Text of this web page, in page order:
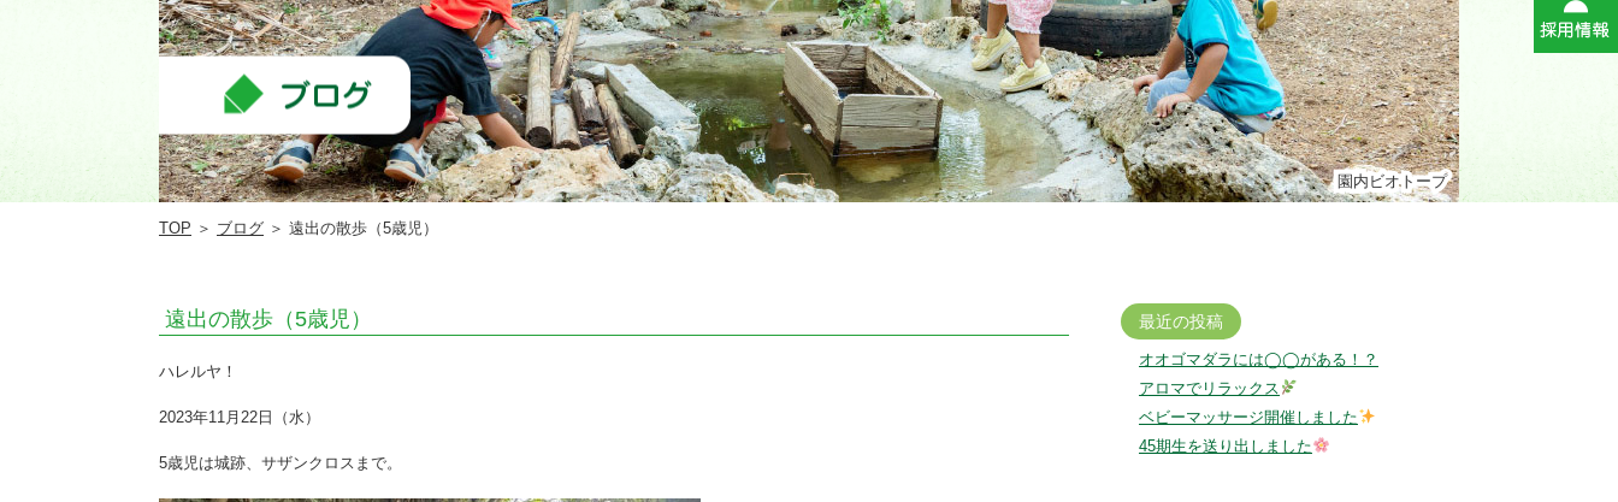
ヤ
こ
ど
も
園
園内ビオトープ
園内ビオトープ
TOP ＞ ブログ ＞ 遠出の散歩（5歳児）
遠出の散歩（5歳児）
ハレルヤ！
2023年11月22日（水）
5歳児は城跡、サザンクロスまで。
最近の投稿
オオゴマダラには◯◯がある！？
アロマでリラックス
ベビーマッサージ開催しました
45期生を送り出しました